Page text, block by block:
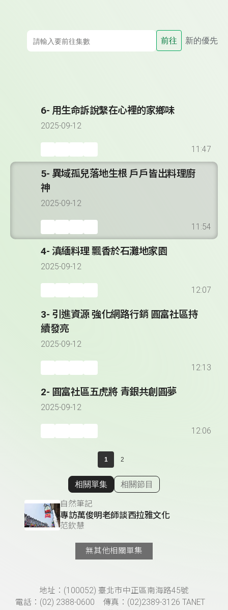
前往 新的優先
6- 用生命訴說繫在心裡的家鄉味
2025-09-12
11:47
5- 異域孤兒落地生根 戶戶皆出料理廚
神
2025-09-12
11:54
4- 滇緬料理 飄香於石灘地家園
2025-09-12
12:07
3- 引進資源 強化網路行銷 圓富社區持
續發亮
2025-09-12
12:13
2- 圓富社區五虎將 青銀共創圓夢
2025-09-12
12:06
1 2
顯示相關單集
相關單集 相關節目
自然筆記
專訪萬俊明老師談西拉雅文化
范欽慧
無其他相關單集
頁尾資訊地址：(100052) 臺北市中正區南海路45號
電話：(02) 2388-0600 傳真：(02)2389-3126 TANET